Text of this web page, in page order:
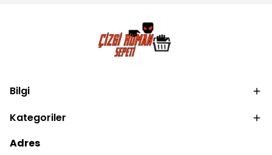
Bilgi
Kategoriler
Adres